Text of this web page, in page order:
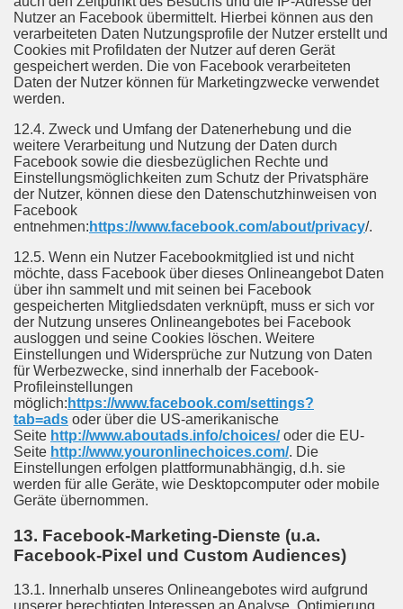
Nutzer an Facebook übermittelt. Hierbei können aus den
verarbeiteten Daten Nutzungsprofile der Nutzer erstellt und
Cookies mit Profildaten der Nutzer auf deren Gerät
gespeichert werden. Die von Facebook verarbeiteten
Daten der Nutzer können für Marketingzwecke verwendet
werden.
12.4. Zweck und Umfang der Datenerhebung und die
weitere Verarbeitung und Nutzung der Daten durch
Facebook sowie die diesbezüglichen Rechte und
Einstellungsmöglichkeiten zum Schutz der Privatsphäre
der Nutzer, können diese den Datenschutzhinweisen von
Facebook
entnehmen: https://www.facebook.com/about/privacy/.
12.5. Wenn ein Nutzer Facebookmitglied ist und nicht
möchte, dass Facebook über dieses Onlineangebot Daten
über ihn sammelt und mit seinen bei Facebook
gespeicherten Mitgliedsdaten verknüpft, muss er sich vor
der Nutzung unseres Onlineangebotes bei Facebook
ausloggen und seine Cookies löschen. Weitere
Einstellungen und Widersprüche zur Nutzung von Daten
für Werbezwecke, sind innerhalb der Facebook-
Profileinstellungen
möglich: https://www.facebook.com/settings?
tab=ads oder über die US-amerikanische
Seite http://www.aboutads.info/choices/oder die EU-
Seite http://www.youronlinechoices.com/. Die
Einstellungen erfolgen plattformunabhängig, d.h. sie
werden für alle Geräte, wie Desktopcomputer oder mobile
Geräte übernommen.
13. Facebook-Marketing-Dienste (u.a.
Facebook-Pixel und Custom Audiences)
13.1. Innerhalb unseres Onlineangebotes wird aufgrund